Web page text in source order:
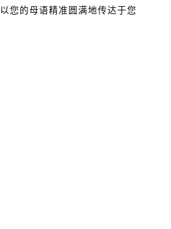
以您的母语精准圆满地传达于您